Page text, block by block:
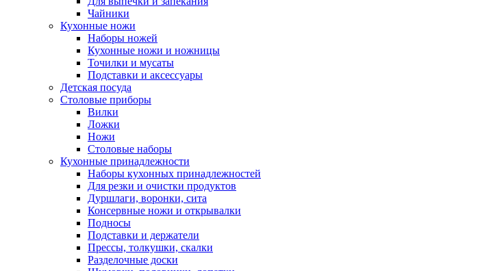
Чайники
Кухонные ножи
Наборы ножей
Кухонные ножи и ножницы
Точилки и мусаты
Подставки и аксессуары
Детская посуда
Столовые приборы
Вилки
Ложки
Ножи
Столовые наборы
Кухонные принадлежности
Наборы кухонных принадлежностей
Для резки и очистки продуктов
Дуршлаги, воронки, сита
Консервные ножи и открывалки
Подносы
Подставки и держатели
Прессы, толкушки, скалки
Разделочные доски